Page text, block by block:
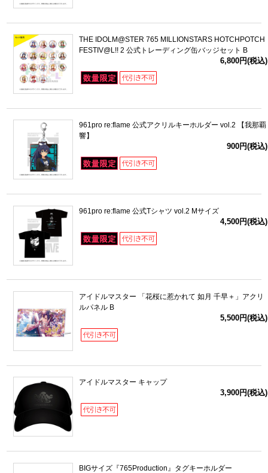
THE IDOLM@STER 765 MILLIONSTARS HOTCHPOTCH
FESTIV@L!! 2 公式トレーディング缶バッジセット B
6,800円(税込)
961pro re:flame 公式アクリルキーホルダー vol.2 【我那覇
響】
900円(税込)
961pro re:flame 公式Tシャツ vol.2 Mサイズ
4,500円(税込)
アイドルマスター 「花桜に惹かれて 如月 千早＋」アクリ
ルパネル B
5,500円(税込)
アイドルマスター キャップ
3,900円(税込)
BIGサイズ『765Production』タグキーホルダー